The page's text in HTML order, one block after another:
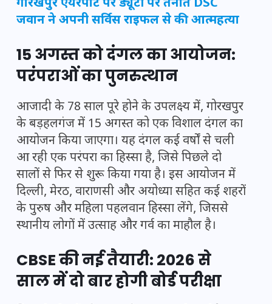
गोरखपुर एयरपोर्ट पर ड्यूटी पर तैनात DSC
जवान ने अपनी सर्विस राइफल से की आत्महत्या
15 अगस्त को दंगल का आयोजन:
परंपराओं का पुनरुत्थान
आजादी के 78 साल पूरे होने के उपलक्ष्य में, गोरखपुर
के बड़हलगंज में 15 अगस्त को एक विशाल दंगल का
आयोजन किया जाएगा। यह दंगल कई वर्षों से चली
आ रही एक परंपरा का हिस्सा है, जिसे पिछले दो
सालों से फिर से शुरू किया गया है। इस आयोजन में
दिल्ली, मेरठ, वाराणसी और अयोध्या सहित कई शहरों
के पुरुष और महिला पहलवान हिस्सा लेंगे, जिससे
स्थानीय लोगों में उत्साह और गर्व का माहौल है।
CBSE की नई तैयारी: 2026 से
साल में दो बार होगी बोर्ड परीक्षा